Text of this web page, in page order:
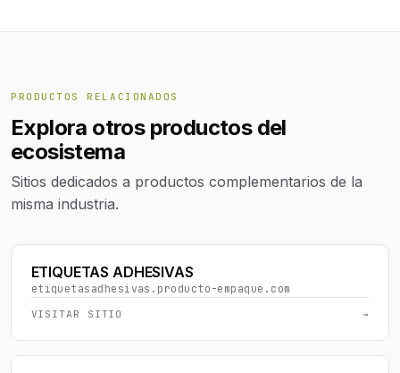
PRODUCTOS RELACIONADOS
Explora otros productos del
ecosistema
Sitios dedicados a productos complementarios de la
misma industria.
ETIQUETAS ADHESIVAS
etiquetasadhesivas.producto-empaque.com
VISITAR SITIO →